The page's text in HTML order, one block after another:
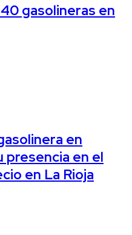
gasolineras en
en
presencia en el
en La Rioja